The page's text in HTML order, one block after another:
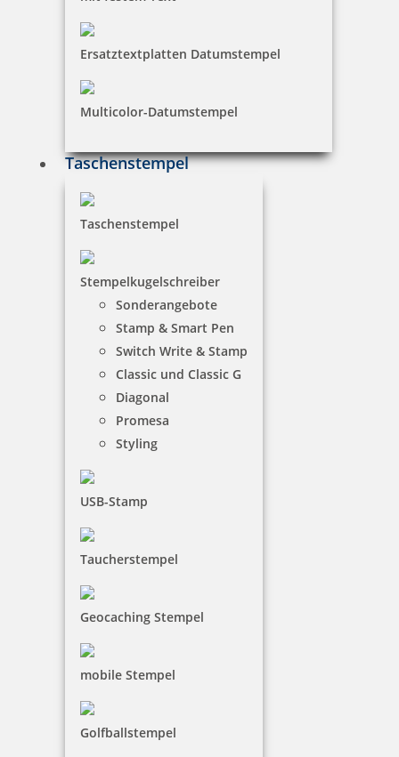
Ersatztextplatten Datumstempel
Multicolor-Datumstempel
Taschenstempel
Taschenstempel
Stempelkugelschreiber
Sonderangebote
Stamp & Smart Pen
Switch Write & Stamp
Classic und Classic G
Diagonal
Promesa
Styling
USB-Stamp
Taucherstempel
Geocaching Stempel
mobile Stempel
Golfballstempel
Bestellen
trodat edy FIX - Motivationsstempel Prima - Printy 4922
trodat edy FIX - Motivationsstempel Sehr schön! - Printy 4922
7,83 €